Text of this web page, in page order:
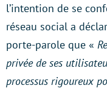
l’intention de se
réseau social a
porte-parole que «
privée de ses
processus rigoureux